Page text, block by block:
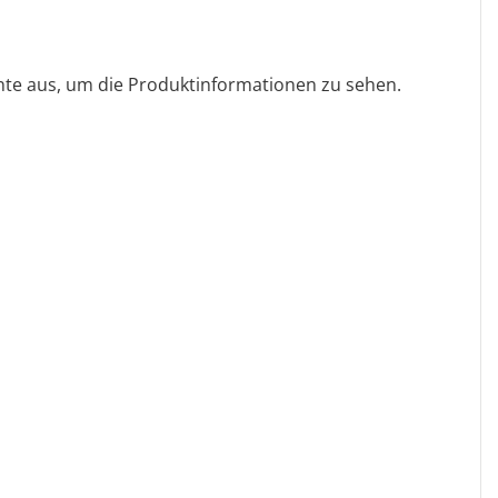
aus, um die Produktinformationen zu sehen.